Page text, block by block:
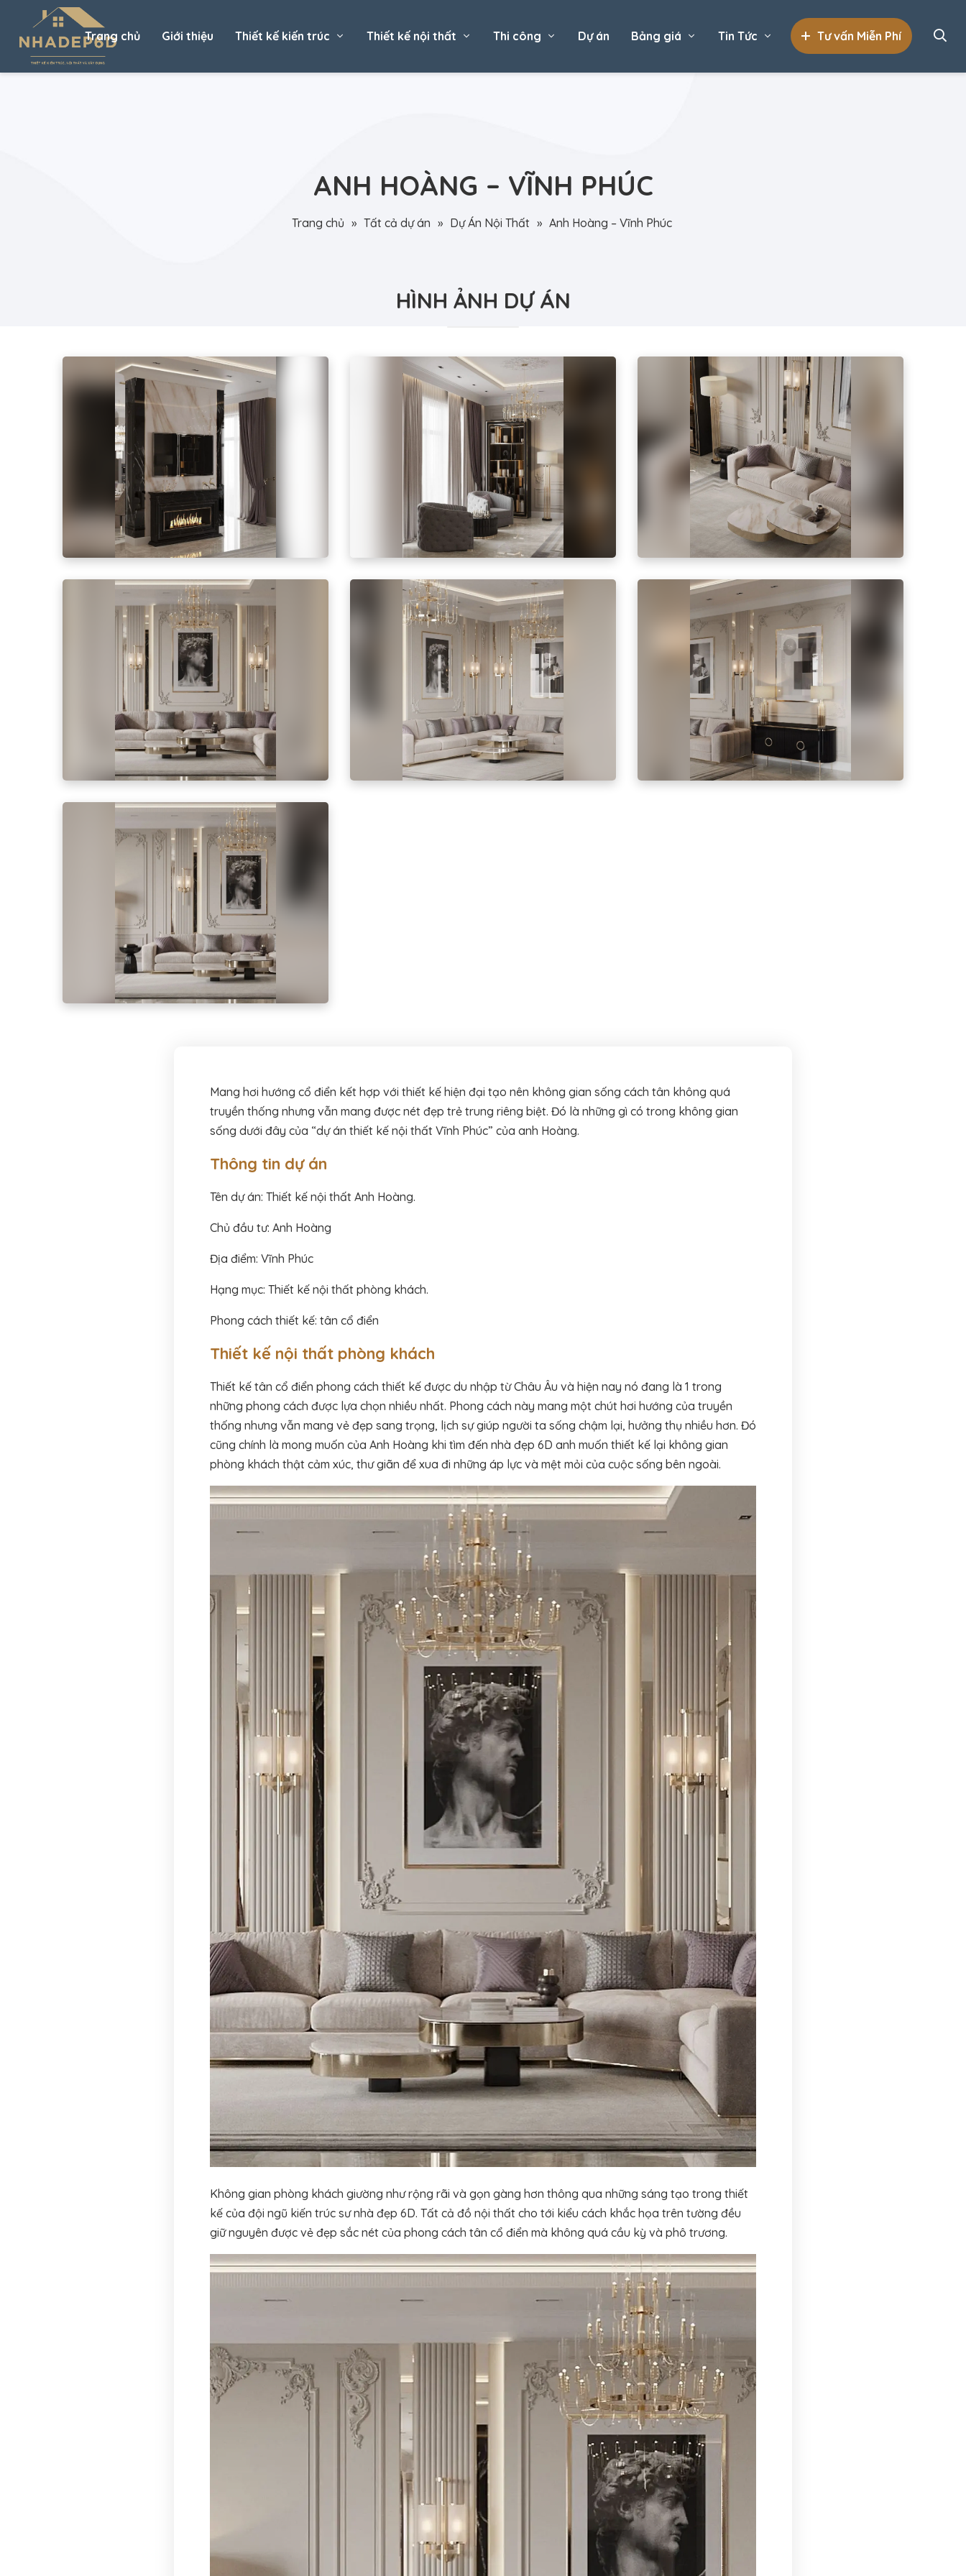
Trang chủ Giới thiệu Thiết kế kiến trúc Thiết kế nội thất Thi công Dự án Bảng giá Tin Tức Tư vấn Miễn Phí
ANH HOÀNG – VĨNH PHÚC
Trang chủ » Tất cả dự án » Dự Án Nội Thất » Anh Hoàng – Vĩnh Phúc
HÌNH ẢNH DỰ ÁN
Mang hơi hướng cổ điển kết hợp với thiết kế hiện đại tạo nên không gian sống cách tân không quá
truyền thống nhưng vẫn mang được nét đẹp trẻ trung riêng biệt. Đó là những gì có trong không gian
sống dưới đây của “dự án thiết kế nội thất Vĩnh Phúc” của anh Hoàng.
Thông tin dự án
Tên dự án: Thiết kế nội thất Anh Hoàng.
Chủ đầu tư: Anh Hoàng
Địa điểm: Vĩnh Phúc
Hạng mục: Thiết kế nội thất phòng khách.
Phong cách thiết kế: tân cổ điển
Thiết kế nội thất phòng khách
Thiết kế tân cổ điển phong cách thiết kế được du nhập từ Châu Âu và hiện nay nó đang là 1 trong
những phong cách được lựa chọn nhiều nhất. Phong cách này mang một chút hơi hướng của truyền
thống nhưng vẫn mang vẻ đẹp sang trọng, lịch sự giúp người ta sống chậm lại, hưởng thụ nhiều hơn. Đó
cũng chính là mong muốn của Anh Hoàng khi tìm đến nhà đẹp 6D anh muốn thiết kế lại không gian
phòng khách thật cảm xúc, thư giãn để xua đi những áp lực và mệt mỏi của cuộc sống bên ngoài.
Không gian phòng khách giường như rộng rãi và gọn gàng hơn thông qua những sáng tạo trong thiết
kế của đội ngũ kiến trúc sư nhà đẹp 6D. Tất cả đồ nội thất cho tới kiểu cách khắc họa trên tường đều
giữ nguyên được vẻ đẹp sắc nét của phong cách tân cổ điển mà không quá cầu kỳ và phô trương.